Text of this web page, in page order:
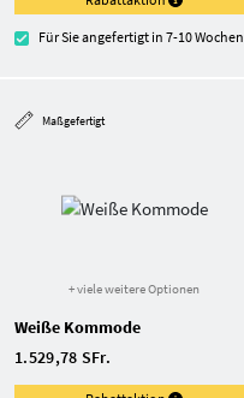
Für Sie angefertigt in 7-10 Wochen
Maßgefertigt
+ viele weitere Optionen
Weiße Kommode
1.529,78 SFr.